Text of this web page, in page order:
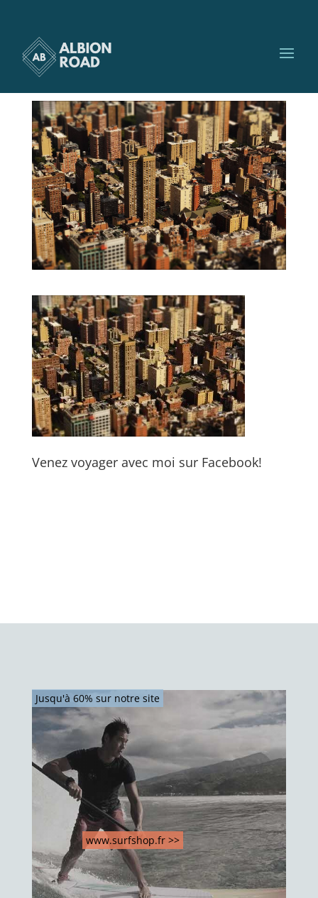
immobilier
par
Venez voyager avec moi sur Facebook!
www.surfshop.fr >>
Jusqu'à 60% sur notre site